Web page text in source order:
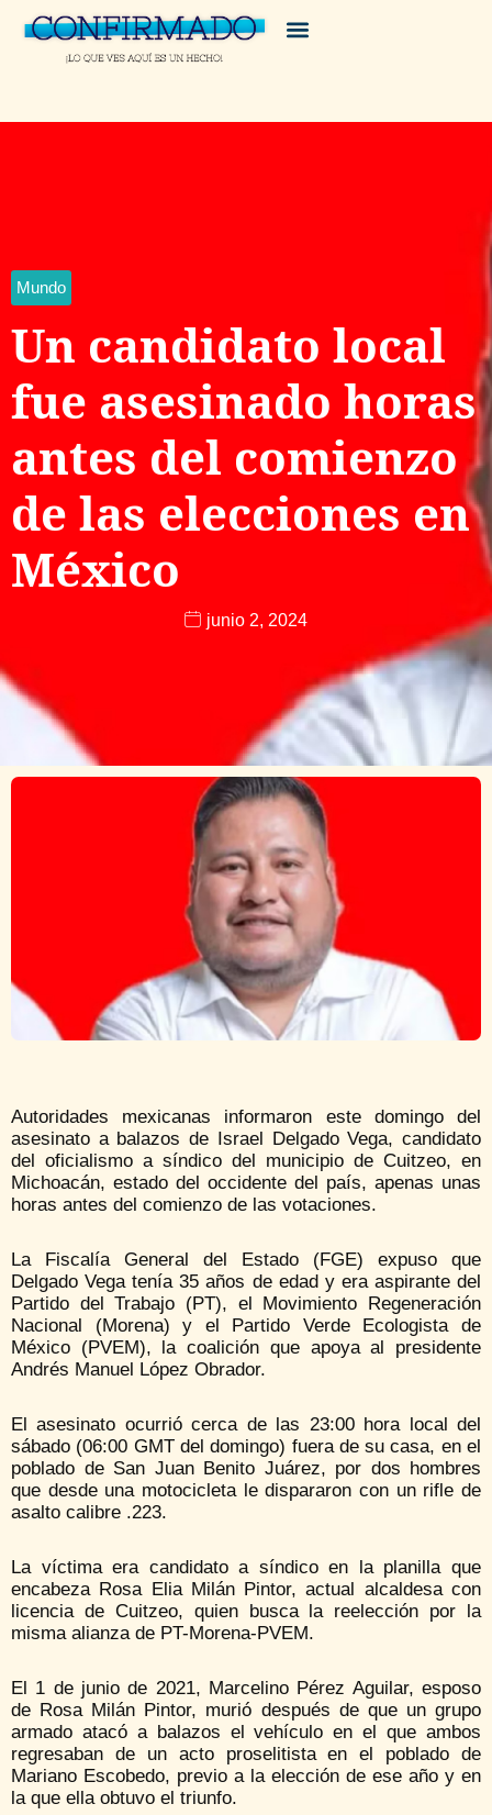
Mundo
Un candidato local
fue asesinado horas
antes del comienzo
de las elecciones en
México
junio 2, 2024
Autoridades mexicanas informaron este domingo del
asesinato a balazos de Israel Delgado Vega, candidato
del oficialismo a síndico del municipio de Cuitzeo, en
Michoacán, estado del occidente del país, apenas unas
horas antes del comienzo de las votaciones.
La Fiscalía General del Estado (FGE) expuso que
Delgado Vega tenía 35 años de edad y era aspirante del
Partido del Trabajo (PT), el Movimiento Regeneración
Nacional (Morena) y el Partido Verde Ecologista de
México (PVEM), la coalición que apoya al presidente
Andrés Manuel López Obrador.
El asesinato ocurrió cerca de las 23:00 hora local del
sábado (06:00 GMT del domingo) fuera de su casa, en el
poblado de San Juan Benito Juárez, por dos hombres
que desde una motocicleta le dispararon con un rifle de
asalto calibre .223.
La víctima era candidato a síndico en la planilla que
encabeza Rosa Elia Milán Pintor, actual alcaldesa con
licencia de Cuitzeo, quien busca la reelección por la
misma alianza de PT-Morena-PVEM.
El 1 de junio de 2021, Marcelino Pérez Aguilar, esposo
de Rosa Milán Pintor, murió después de que un grupo
armado atacó a balazos el vehículo en el que ambos
regresaban de un acto proselitista en el poblado de
Mariano Escobedo, previo a la elección de ese año y en
la que ella obtuvo el triunfo.